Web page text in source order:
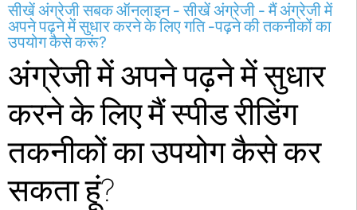
सीखें अंग्रेजी सबक ऑनलाइन - सीखें अंग्रेजी - मैं अंग्रेजी में
अपने पढ़ने में सुधार करने के लिए गति -पढ़ने की तकनीकों का
उपयोग कैसे करूं?
अंग्रेजी में अपने पढ़ने में सुधार
करने के लिए मैं स्पीड रीडिंग
तकनीकों का उपयोग कैसे कर
सकता हूं?